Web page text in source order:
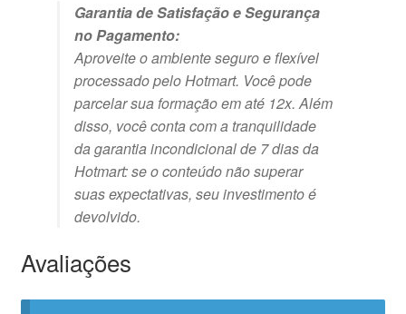
Garantia de Satisfação e Segurança
no Pagamento:
Aproveite o ambiente seguro e flexível
processado pelo Hotmart. Você pode
parcelar sua formação em até 12x. Além
disso, você conta com a tranquilidade
da garantia incondicional de 7 dias da
Hotmart: se o conteúdo não superar
suas expectativas, seu investimento é
devolvido.
Avaliações